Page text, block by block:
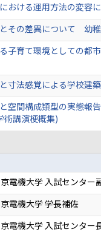
おける運用方法の変容
その差異について 幼
子育て環境としての
寸法感覚による学校
空間構成類型の実態
術講演梗概集)
電機大学 入試センター
電機大学 学長補佐
電機大学 入試センター